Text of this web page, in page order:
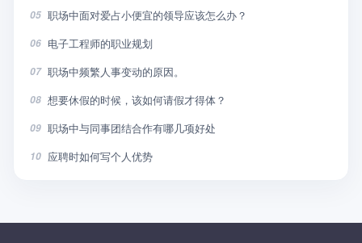
05 职场中面对爱占小便宜的领导应该怎么办？
06 电子工程师的职业规划
07 职场中频繁人事变动的原因。
08 想要休假的时候，该如何请假才得体？
09 职场中与同事团结合作有哪几项好处
10 应聘时如何写个人优势